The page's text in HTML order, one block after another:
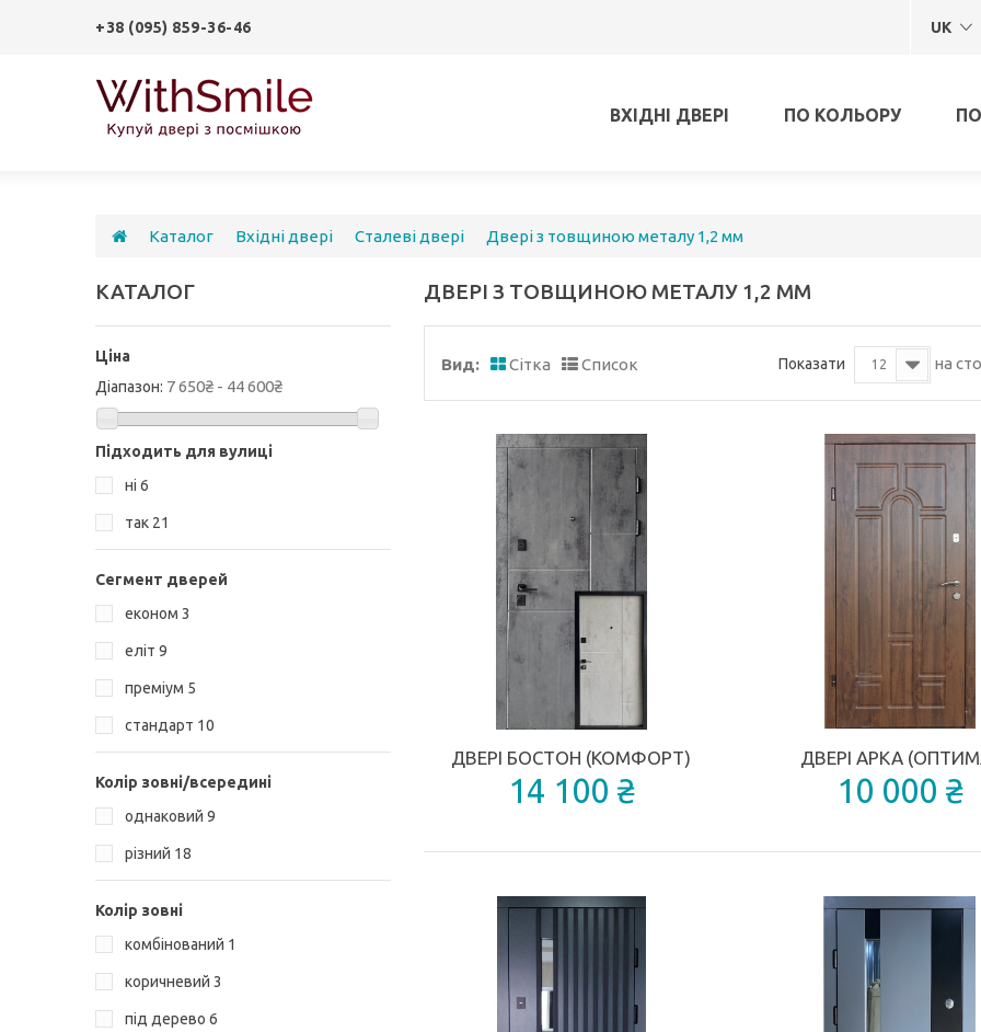
UK
+38 (095) 859-36-46
ВХІДНІ ДВЕРІ ПО КОЛЬОРУ
Каталог Вхідні двері Сталеві двері Двері з товщиною металу 1,2 мм
ДВЕРІ З ТОВЩИНОЮ МЕТАЛУ 1,2 ММ
Вид: Сітка Список Показати 12 на
ДВЕРІ БОСТОН (КОМФОРТ)
14 100 ₴
ДВЕРІ АРКА
10 000 ₴
КУПИТИ КУПИТИ
КАТАЛОГ
Ціна
Діапазон: 7 650₴ - 44 600₴
Підходить для вулиці
ні 6
так 21
Сегмент дверей
економ 3
еліт 9
преміум 5
стандарт 10
Колір зовні/всередині
однаковий 9
різний 18
Колір зовні
комбінований 1
коричневий 3
під дерево 6